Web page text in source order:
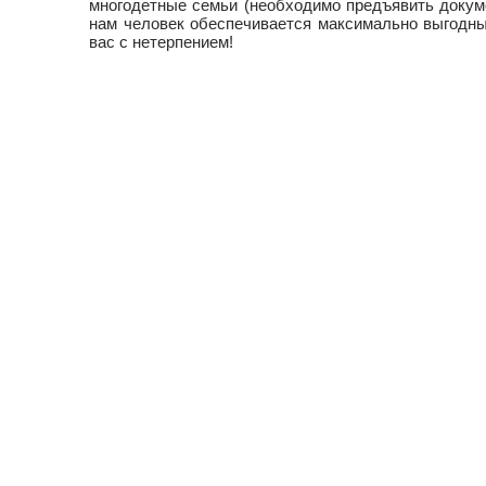
многодетные семьи (необходимо предъявить
нам человек обеспечивается максимально
вас с нетерпением!